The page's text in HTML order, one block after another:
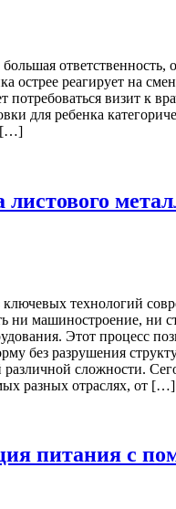
ответственность,
острее реагирует на
потребоваться визит к
для ребенка
[…]
технологий
ни машиностроение, ни
Этот процесс
без разрушения
сложности.
разных отраслях, от […]
питания с